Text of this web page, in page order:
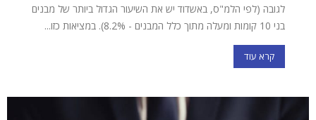
לגובה (לפי הלמ"ס, באשדוד יש את השיעור הגדול ביותר של מבנים
בני 10 קומות ומעלה מתוך כלל המבנים - 8.2%). במציאות כזו...
קרא עוד